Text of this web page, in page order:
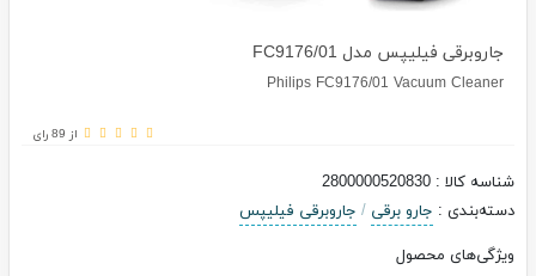
جاروبرقی فیلیپس مدل FC9176/01
Philips FC9176/01 Vacuum Cleaner
از 89 رای
شناسه کالا :
2800000520830
دسته‌بندی: جارو برقی / جاروبرقی فیلیپس
ویژگی‌های محصول